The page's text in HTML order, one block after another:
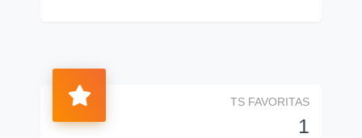
TS FAVORITAS
1